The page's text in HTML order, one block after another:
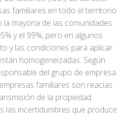
familiares en todo el territorio
la mayoría de las comunidades
y el 99%, pero en algunos
y las condiciones para aplicar
homogeneizadas. Según
del grupo de empresa
familiares son reacias
de la propiedad
las incertidumbres que produce